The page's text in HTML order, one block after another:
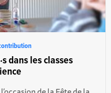
dans les classes